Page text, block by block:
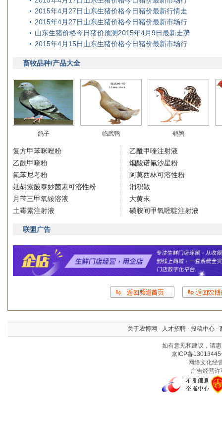
2015年4月27日山东生猪价格今日猪价最新行情走
2015年4月27日山东生猪价格今日猪价最新市场行
山东生猪价格今日猪价预测2015年4月9日最新走势
2015年4月15日山东生猪价格今日猪价最新市场行
畜牧品种/产品大全
鸽子 临武鸭 鹌鹑
复方甲苯咪唑粉
乙酰甲喹粉
氟苯尼考粉
延胡索酸泰妙菌素可溶性粉
月苄三甲氧铵溶液
土霉素注射液
乙酰甲喹注射液
烟酸诺氟沙星粉
阿莫西林可溶性粉
消积散
大黄末
磺胺间甲氧嘧啶注射液
联盟广告
关于农博网 - 人才招聘 - 投稿中心 -
如有意见和建议，请
京ICP备13013445
网络文化经
广告经营